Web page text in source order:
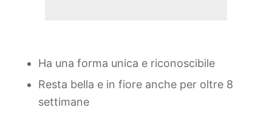
Ha una forma unica e riconoscibile
Resta bella e in fiore anche per oltre 8
settimane